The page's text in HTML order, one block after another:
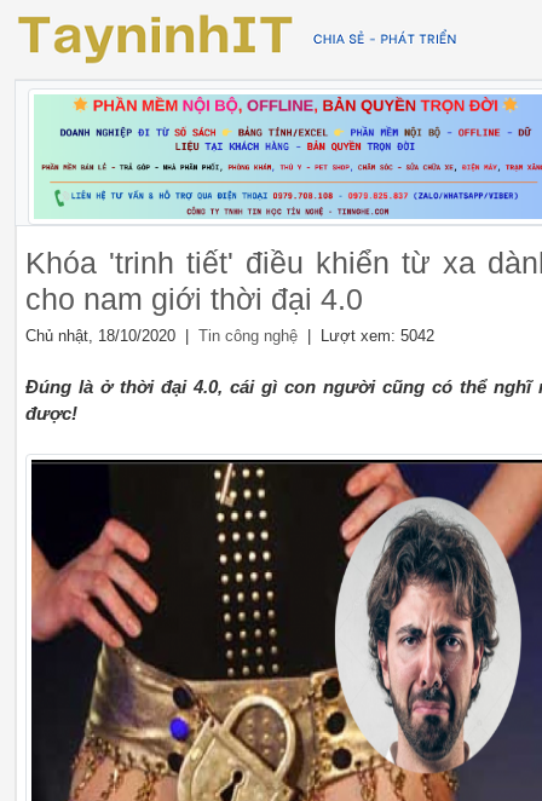
Khóa 'trinh tiết' điều khiển từ xa
cho nam giới thời đại 4.0
Chủ nhật, 18/10/2020 |Tin công nghệ | Lượt xem: 5042
Đúng là ở thời đại 4.0, cái gì con người cũng có thể nghĩ
được!